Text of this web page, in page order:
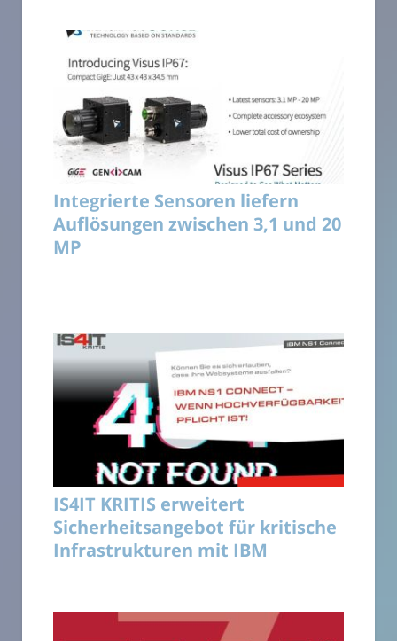
Integrierte Sensoren liefern
Auflösungen zwischen 3,1 und 20
MP
IS4IT KRITIS erweitert
Sicherheitsangebot für kritische
Infrastrukturen mit IBM